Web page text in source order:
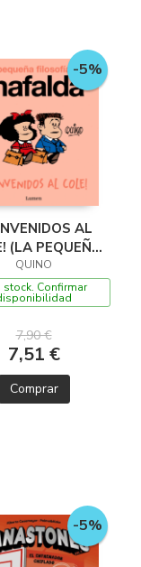
-5%
AL
(LA PEQUEÑA
DE
QUINO
stock. Confirmar
7,90 €
7,51 €
Comprar
-5%